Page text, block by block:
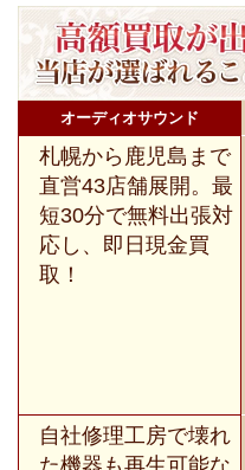
オーディオサウンド
札幌から鹿児島まで
直営43店舗展開。最
短30分で無料出張対
応し、即日現金買
取！
自社修理工房で壊れ
た機器も再生可能な